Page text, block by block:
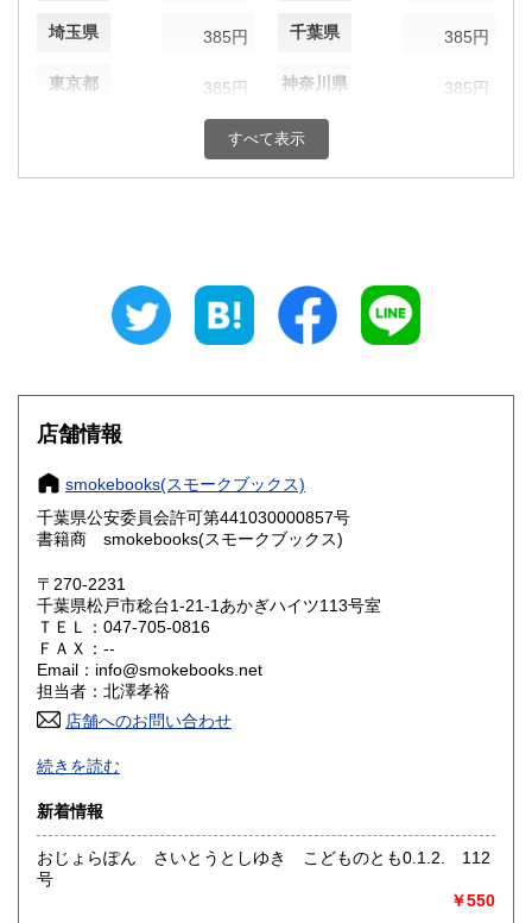
埼玉県 385円 千葉県 385円
東京都 385円 神奈川県 385円
385円 富山県
385円 静岡県
385円 三重県
滋賀県 385円 京都府 385円
大阪府
奈良県 385円 和歌山県
鳥取県 385円 島根県
岡山県 385円 広島県
山口県
香川県
佐賀県
熊本県 385円 大分県 385円
385円
すべて表示
店舗情報
smokebooks(スモークブックス)
千葉県公安委員会許可第441030000857号
書籍商 smokebooks(スモークブックス)
〒270-2231
千葉県松戸市稔台1-21-1あかぎハイツ113号室
ＴＥＬ：047-705-0816
ＦＡＸ：--
Email：info@smokebooks.net
担当者：北澤孝裕
店舗へのお問い合わせ
-
沿線名：武蔵野線
最寄駅：新八柱
営業時間：11:00~18:30
定休日：木曜日
続きを読む
新着情報
おじょらぽん さいとうとしゆき こどものとも0.1.2. 112
号
￥550